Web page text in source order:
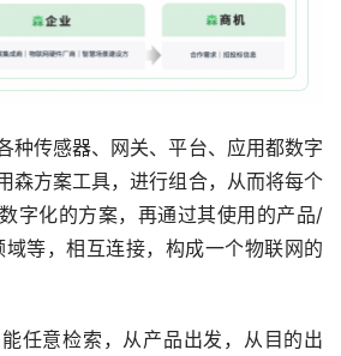
种传感器、网关、平台、应用都数字
森方案工具，进行组合，从而将每个
字化的方案，再通过其使用的产品/
等，相互连接，构成一个物联网的
任意检索，从产品出发，从目的出